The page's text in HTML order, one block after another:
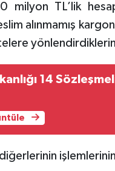
milyon TL’lik
alınmamış
yönlendirdiklerini
14